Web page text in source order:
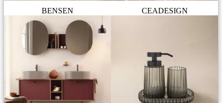
BENSEN CEADESIGN